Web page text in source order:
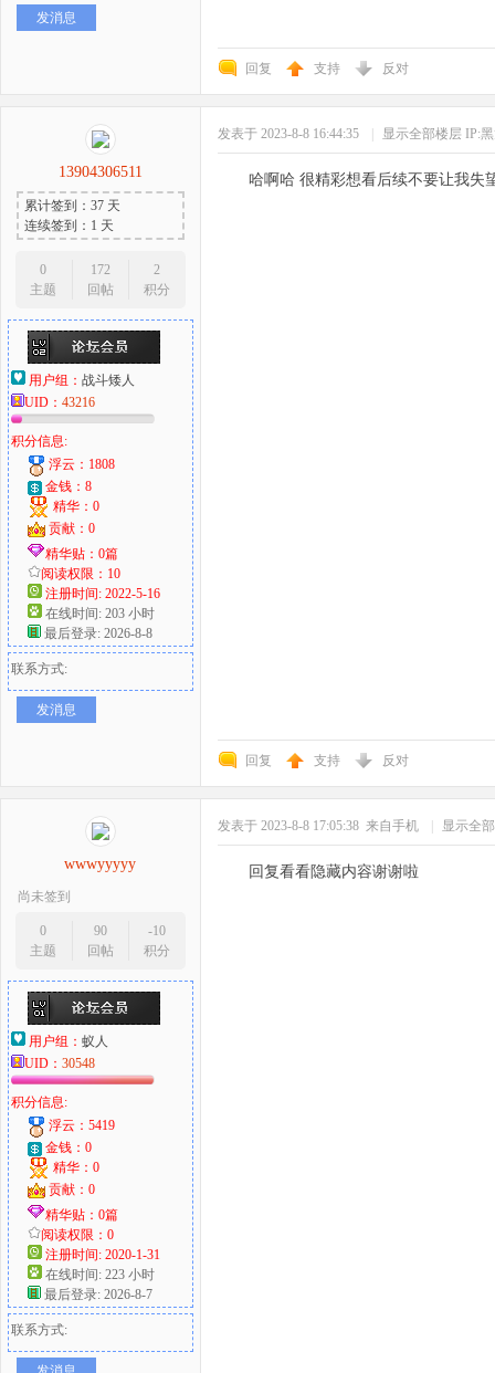
发消息
回复 支持 反对
13904306511
累计签到：37 天
连续签到：1 天
0
主题
172
回帖
2
积分
用户组： 战斗矮人
UID： 43216
积分信息:
浮云：1808
金钱：8
精华：0
贡献：0
精华贴：0篇
阅读权限：10
注册时间: 2022-5-16
在线时间: 203 小时
最后登录: 2026-8-8
联系方式:
发消息
发表于 2023-8-8 16:44:35 显示全部楼层 IP:
哈啊哈 很精彩想看后续不要让我失
回复 支持 反对
wwwyyyyy
尚未签到
0
主题
90
回帖
-10
积分
用户组： 蚁人
UID： 30548
积分信息:
浮云：5419
金钱：0
精华：0
贡献：0
精华贴：0篇
阅读权限：0
注册时间: 2020-1-31
在线时间: 223 小时
最后登录: 2026-8-7
联系方式:
发表于 2023-8-8 17:05:38 来自手机 显示全
回复看看隐藏内容谢谢啦